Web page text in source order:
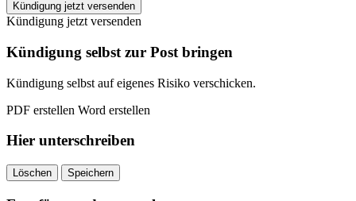
Stadtwerke
Wesel
kündigen
quantity
Kündigung jetzt versenden
Kündigung jetzt versenden
Kündigung selbst zur Post bringen
Kündigung selbst auf eigenes Risiko verschicken.
PDF erstellen Word erstellen
Hier unterschreiben
Löschen Speichern